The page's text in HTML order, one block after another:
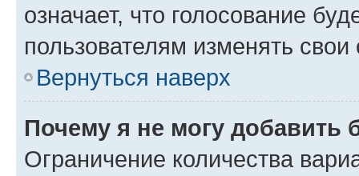
означает, что голосование
пользователям изменять свои
Вернуться наверх
Почему я не могу добавить
Ограничение количества